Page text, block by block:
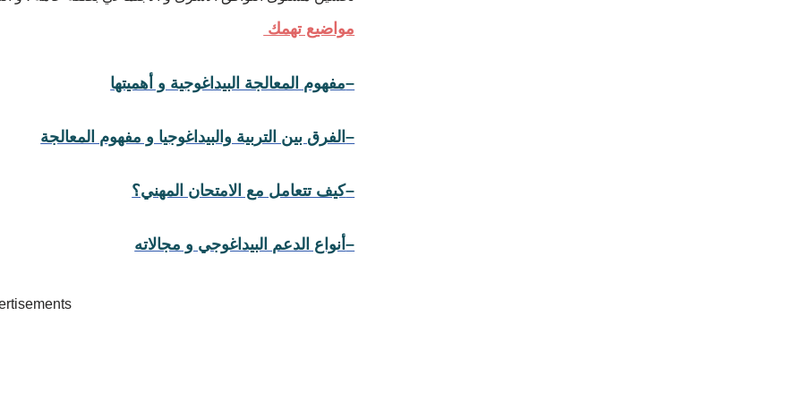
مواضيع تهمك
–مفهوم المعالجة البيداغوجية و أهميتها
–الفرق بين التربية والبيداغوجيا و مفهوم المعالجة
–كيف تتعامل مع الامتحان المهني؟
–أنواع الدعم البيداغوجي و مجالاته